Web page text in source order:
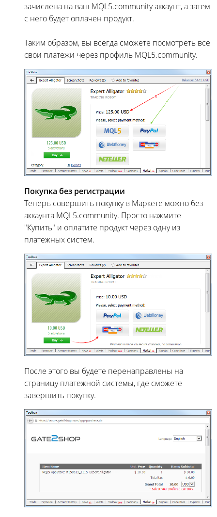
зачислена на ваш MQL5.community аккаунт, а затем
с него будет оплачен продукт.
Таким образом, вы всегда сможете посмотреть все
свои платежи через профиль MQL5.community.
Покупка без регистрации
Теперь совершить покупку в Маркете можно без
аккаунта MQL5.community. Просто нажмите
"Купить" и оплатите продукт через одну из
платежных систем.
После этого вы будете перенаправлены на
страницу платежной системы, где сможете
завершить покупку.